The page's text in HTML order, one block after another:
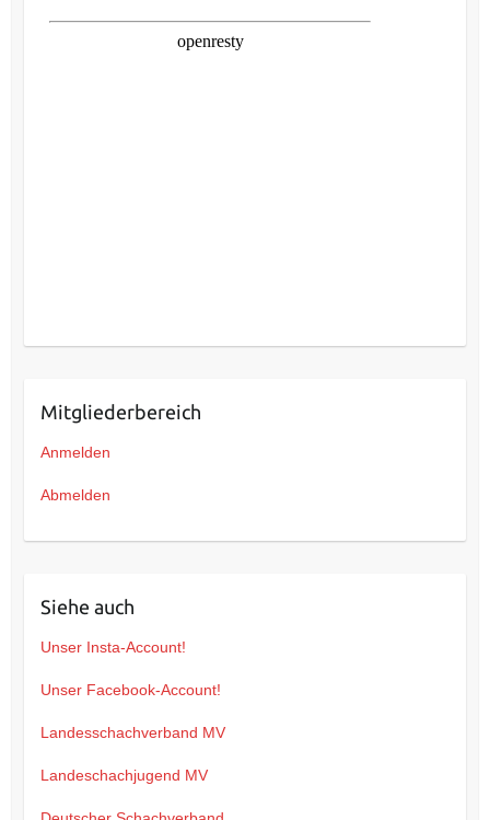
Mitgliederbereich
Anmelden
Abmelden
Siehe auch
Unser Insta-Account!
Unser Facebook-Account!
Landesschachverband MV
Landeschachjugend MV